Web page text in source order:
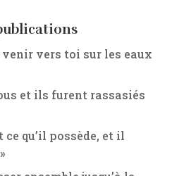
venir vers toi sur les eaux
et ils furent rassasiés
qu’il possède, et il